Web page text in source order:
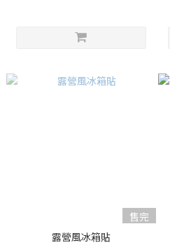
售完
露營風冰箱貼